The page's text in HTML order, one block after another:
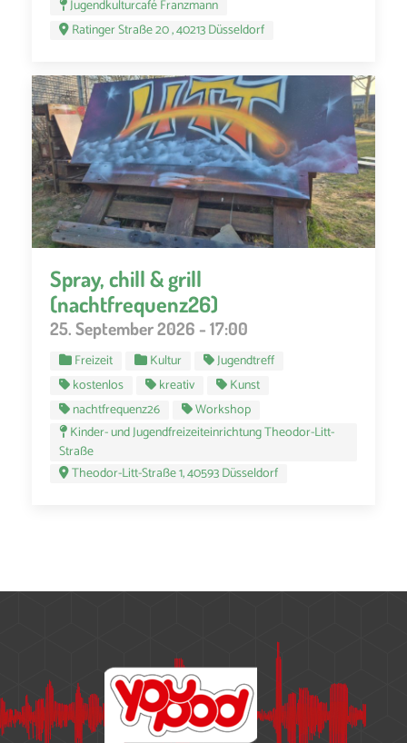
Jugendkulturcafé Franzmann
Ratinger Straße 20 , 40213 Düsseldorf
Spray, chill & grill
(nachtfrequenz26)
25. September 2026 - 17:00
Freizeit Kultur
Jugendtreff
kostenlos
kreativ
Kunst
nachtfrequenz26
Workshop
Kinder- und Jugendfreizeiteinrichtung Theodor-Litt-
Straße
Theodor-Litt-Straße 1, 40593 Düsseldorf